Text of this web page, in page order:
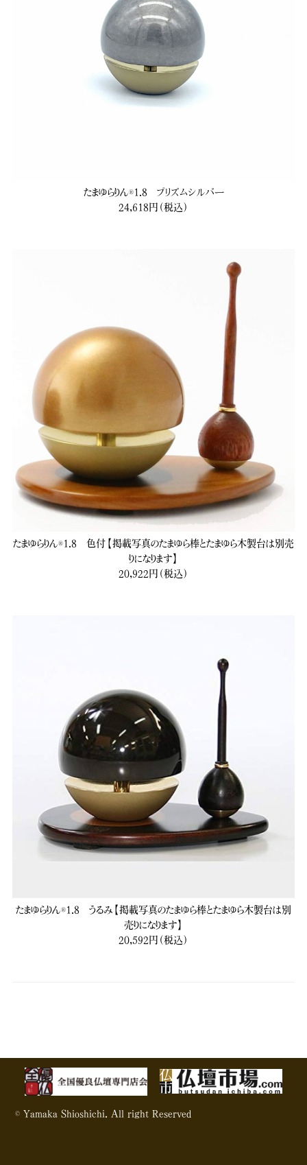
たまゆらりん®1.8 プリズムシルバー
24,618円（税込）
たまゆらりん®1.8 色付【掲載写真のたまゆら棒とたまゆら木製台は別売
りになります】
20,922円（税込）
たまゆらりん®1.8 うるみ【掲載写真のたまゆら棒とたまゆら木製台は別
売りになります】
20,592円（税込）
© Yamaka Shioshichi. All right Reserved